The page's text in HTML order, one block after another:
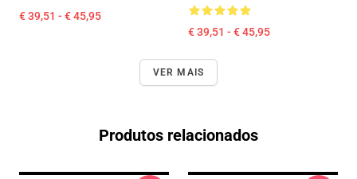
€ 39,51 - € 45,95
€ 39,51 - € 45,95
VER MAIS
Produtos relacionados